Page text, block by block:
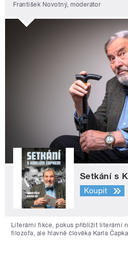
František Novotný, moderátor
Setkání s
Koupit
Literární fikce, pokus přiblížit literární
filozofa, ale hlavně člověka Karla